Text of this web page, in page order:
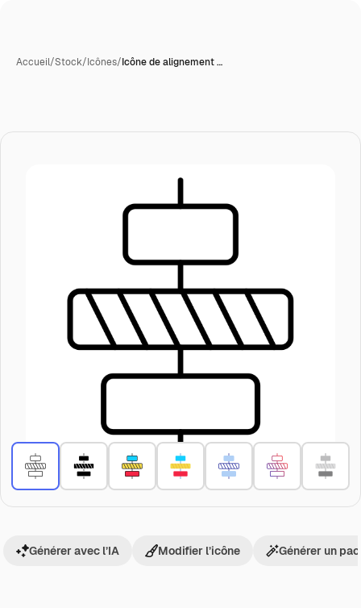
Accueil/Stock/Icônes/Icône de alignement …
Générer avec l’IA Modifier l’icône Générer un